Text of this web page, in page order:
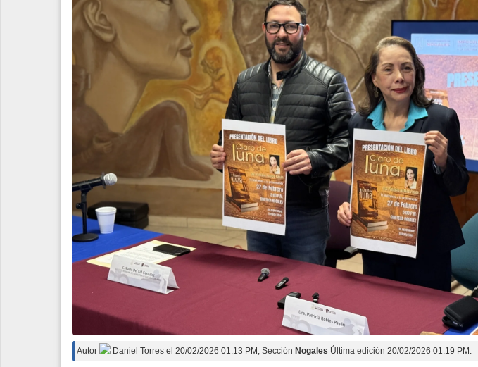
Autor Daniel Torres el 20/02/2026 01:13 PM , Sección Nogales Última edición 20/02/2026 01:19 PM.